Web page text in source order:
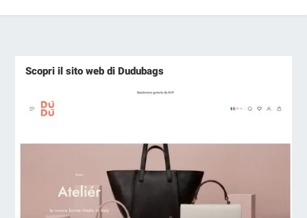
Scopri il sito web di Dudubags